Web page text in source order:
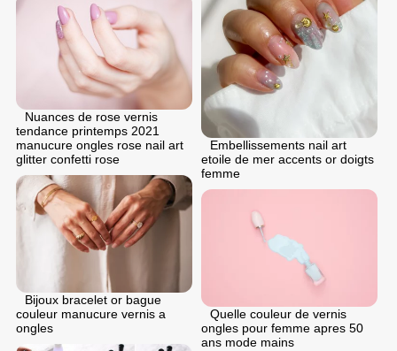
Embellissements nail art
etoile de mer accents or doigts
femme
Nuances de rose vernis
tendance printemps 2021
manucure ongles rose nail art
glitter confetti rose
Bijoux bracelet or bague
couleur manucure vernis a
ongles
Quelle couleur de vernis
ongles pour femme apres 50
ans mode mains